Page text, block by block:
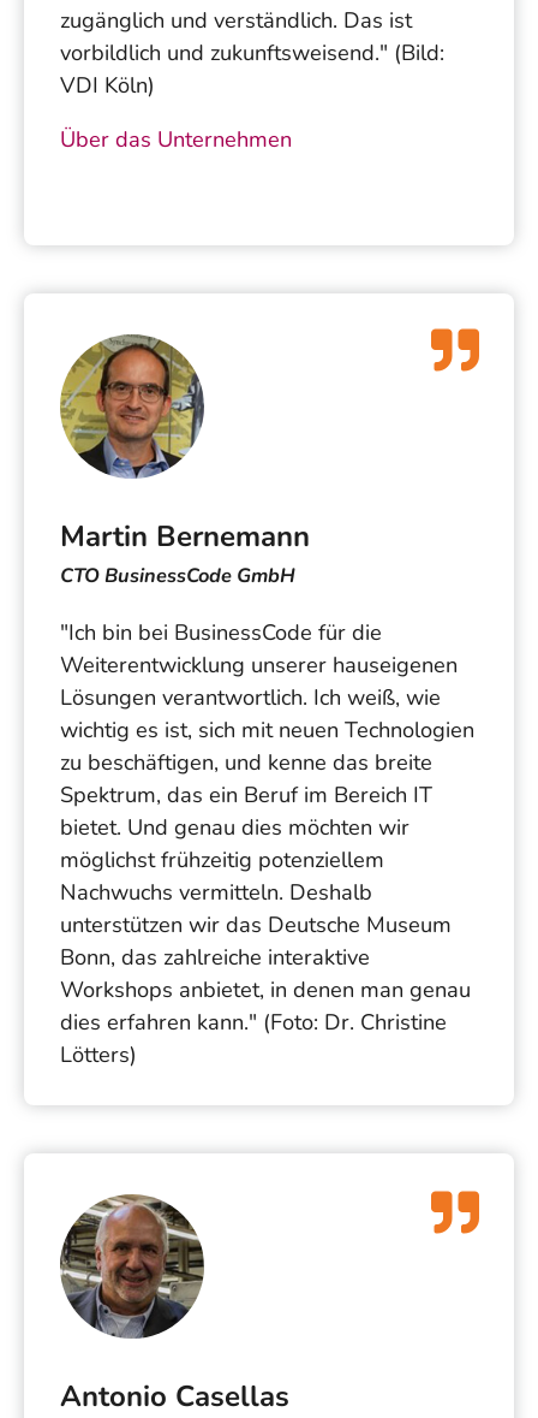
zugänglich und verständlich. Das ist
vorbildlich und zukunftsweisend." (Bild:
VDI Köln)
Über das Unternehmen
Martin Bernemann
CTO BusinessCode GmbH
"Ich bin bei BusinessCode für die
Weiterentwicklung unserer hauseigenen
Lösungen verantwortlich. Ich weiß, wie
wichtig es ist, sich mit neuen Technologien
zu beschäftigen, und kenne das breite
Spektrum, das ein Beruf im Bereich IT
bietet. Und genau dies möchten wir
möglichst frühzeitig potenziellem
Nachwuchs vermitteln. Deshalb
unterstützen wir das Deutsche Museum
Bonn, das zahlreiche interaktive
Workshops anbietet, in denen man genau
dies erfahren kann." (Foto: Dr. Christine
Lötters)
Antonio Casellas